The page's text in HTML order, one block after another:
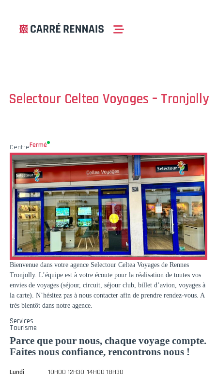
Selectour Celtea Voyages – Tronjolly
CentreFermé
Bienvenue dans votre agence Selectour Celtea Voyages de Rennes
Tronjolly. L’équipe est à votre écoute pour la réalisation de toutes vos
envies de voyages (séjour, circuit, séjour club, billet d’avion, voyages à
la carte). N’hésitez pas à nous contacter afin de prendre rendez-vous. A
très bientôt dans notre agence.
Services
Tourisme
Parce que pour nous, chaque voyage compte.
Faites nous confiance, rencontrons nous !
Lundi 10H00 12H30 14H00 18H30